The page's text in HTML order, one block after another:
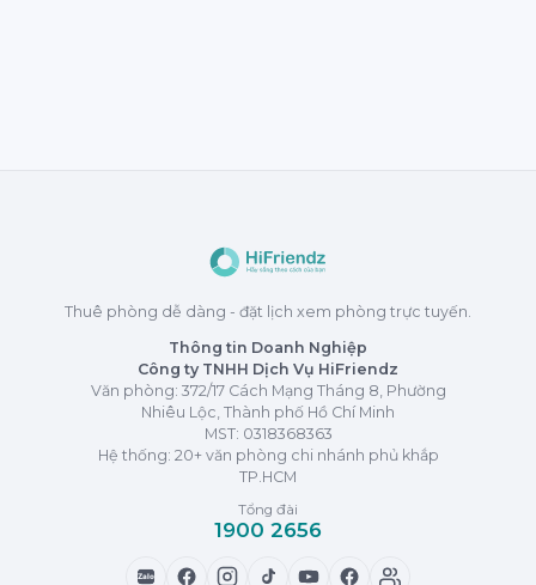
Thuê phòng dễ dàng - đặt lịch xem phòng trực tuyến.
Thông tin Doanh Nghiệp
Công ty TNHH Dịch Vụ HiFriendz
Văn phòng: 372/17 Cách Mạng Tháng 8, Phường
Nhiêu Lộc, Thành phố Hồ Chí Minh
MST: 0318368363
Hệ thống: 20+ văn phòng chi nhánh phủ khắp
TP.HCM
Tổng đài
1900 2656
Zalo